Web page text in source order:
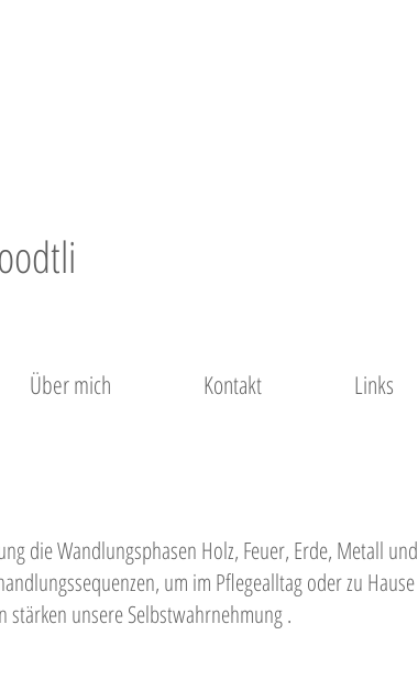
Über mich Kontakt Links
die Wandlungsphasen Holz, Feuer, Erde, Metall und
um im Pflegealltag oder zu Hause
unsere Selbstwahrnehmung .